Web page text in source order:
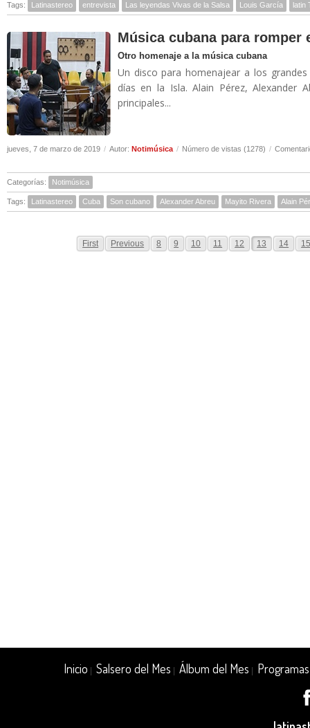
Tags: Latinastereo entrevista Las leyendas Vivas de la Salsa Louis García latin
Música cubana para romper
Otro homenaje a la música cubana
Un disco para homenajear a los
días en la Isla. Alain Pérez, Alexander
principales...
jueves, 7 de marzo de 2019 / Autor: Notimúsica / Número de vistas (1278) /
Categorías: Notimúsica
Tags: Latinastereo Cuba Son cubano Alexander Abreu Mayito Rivera Alain
First Previous 8 9 10 11 12 13 14
Inicio |Salsero del Mes |Álbum del Mes Programas